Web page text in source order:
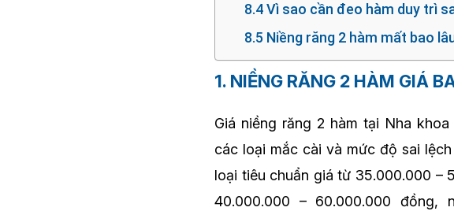
8.4 Vì sao cần đeo hàm duy trì
8.5 Niềng răng 2 hàm mất bao
1. NIỀNG RĂNG 2 HÀM GIÁ
Giá niềng răng 2 hàm tại Nha
các loại mắc cài và mức độ sai
loại tiêu chuẩn giá từ 35.000.000 –
40.000.000 – 60.000.000